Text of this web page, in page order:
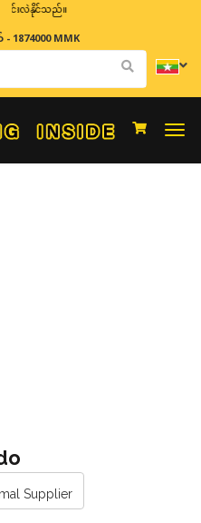
ာင်းလဲနိုင်သည်။
1874000 MMK
Supplier